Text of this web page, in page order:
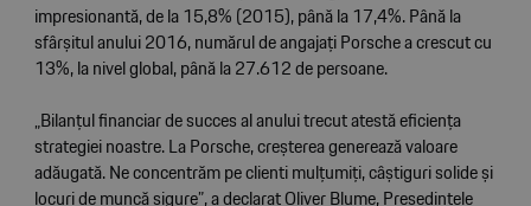
impresionantă, de la 15,8% (2015), până la 17,4%. Până la
sfârșitul anului 2016, numărul de angajați Porsche a crescut cu
13%, la nivel global, până la 27.612 de persoane.
„Bilanțul financiar de succes al anului trecut atestă eficiența
strategiei noastre. La Porsche, creșterea generează valoare
adăugată. Ne concentrăm pe clienti mulțumiți, câștiguri solide și
locuri de muncă sigure”, a declarat Oliver Blume, Președintele